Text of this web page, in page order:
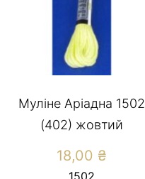
Муліне Аріадна 1502
(402) жовтий
18,00 ₴